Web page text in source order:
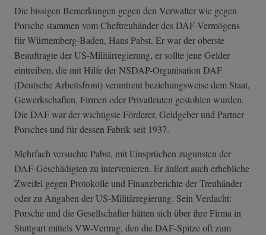
Die bissigen Bemerkungen gegen den Verwalter wie gegen
Porsche stammen vom Cheftreuhänder des DAF-Vermögens
für Württemberg-Baden, Hans Pabst. Er war der oberste
Beauftragte der US-Militärregierung, er sollte jene Gelder
eintreiben, die mit Hilfe der NSDAP-Organisation DAF
(Deutsche Arbeitsfront) veruntreut beziehungsweise dem Staat,
Gewerkschaften, Firmen oder Privatleuten gestohlen wurden.
Die DAF war der wichtigste Förderer, Geldgeber und Partner
Porsches und für dessen Fabrik seit 1937.
Mehrfach versuchte Pabst, mit Einsprüchen zugunsten der
DAF-Geschädigten zu intervenieren. Er äußert auch erhebliche
Zweifel gegen Protokolle und Finanzberichte der Treuhänder
oder zu Angaben der US-Militärregierung. Sein Verdacht:
Porsche und die Gesellschafter hätten sich über ihre Firma in
Stuttgart mittels VW-Vertrag, den die DAF-Spitze oft zum